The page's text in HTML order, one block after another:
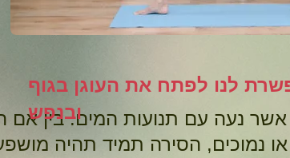
אשר נעה עם תנועות המים.בין אם
נמוכים, הסירה תמיד תהיה
לנו לפתח את העוגן בגוף
ובנפש